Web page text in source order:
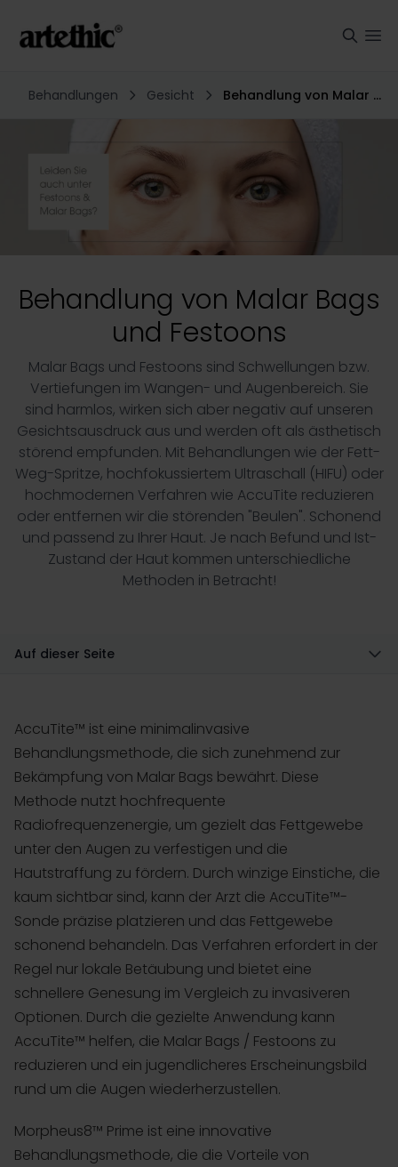
Behandlungen Gesicht Behandlung von Malar Bags und Festoons
Behandlung von Malar Bags
und Festoons
Malar Bags und Festoons sind Schwellungen bzw.
Vertiefungen im Wangen- und Augenbereich. Sie
sind harmlos, wirken sich aber negativ auf unseren
Gesichtsausdruck aus und werden oft als ästhetisch
störend empfunden. Mit Behandlungen wie der Fett-
Weg-Spritze, hochfokussiertem Ultraschall (HIFU) oder
hochmodernen Verfahren wie AccuTite reduzieren
oder entfernen wir die störenden "Beulen". Schonend
und passend zu Ihrer Haut. Je nach Befund und Ist-
Zustand der Haut kommen unterschiedliche
Methoden in Betracht!
Auf dieser Seite
AccuTite™ ist eine minimalinvasive
Behandlungsmethode, die sich zunehmend zur
Bekämpfung von Malar Bags bewährt. Diese
Methode nutzt hochfrequente
Radiofrequenzenergie, um gezielt das Fettgewebe
unter den Augen zu verfestigen und die
Hautstraffung zu fördern. Durch winzige Einstiche, die
kaum sichtbar sind, kann der Arzt die AccuTite™-
Sonde präzise platzieren und das Fettgewebe
schonend behandeln. Das Verfahren erfordert in der
Regel nur lokale Betäubung und bietet eine
schnellere Genesung im Vergleich zu invasiveren
Optionen. Durch die gezielte Anwendung kann
AccuTite™ helfen, die Malar Bags / Festoons zu
reduzieren und ein jugendlicheres Erscheinungsbild
rund um die Augen wiederherzustellen.
Morpheus8™ Prime ist eine innovative
Behandlungsmethode, die die Vorteile von